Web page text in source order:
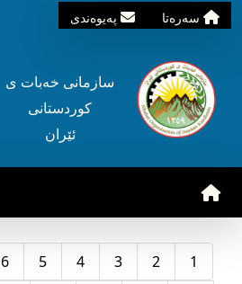
سه‌ره‌تا په‌یوه‌ندی
سازمانی خه‌بات ی
کوردستانی
ئێران
1
2
3
4
5
6